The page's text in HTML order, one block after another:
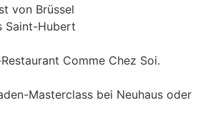
von Brüssel
Saint-Hubert
Comme Chez Soi.
Masterclass bei Neuhaus oder